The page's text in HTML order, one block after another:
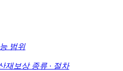
범위
재보상 종류 · 절차